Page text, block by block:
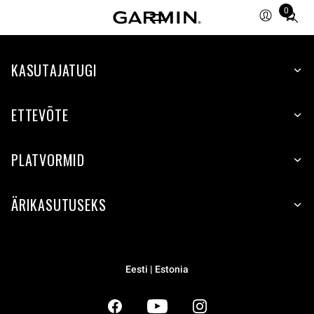
0
Total
items
cart:
KASUTAJATUGI
ETTEVÕTE
PLATVORMID
ÄRIKASUTUSEKS
Eesti | Estonia